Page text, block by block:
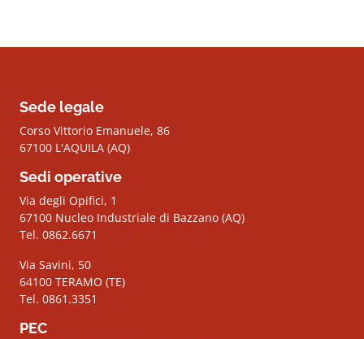
Sede legale
Corso Vittorio Emanuele, 86
67100 L'AQUILA (AQ)
Sedi operative
Via degli Opifici, 1
67100 Nucleo Industriale di Bazzano (AQ)
Tel. 0862.6671
Via Savini, 50
64100 TERAMO (TE)
Tel. 0861.3351
PEC